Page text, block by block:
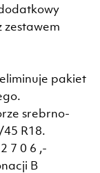
pakiet
srebrno-
R18.
7 0 6 ,-
B